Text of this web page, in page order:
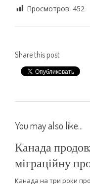
Просмотров: 452
Share this post
You may also like...
Канада
міграційну
Канада на три роки